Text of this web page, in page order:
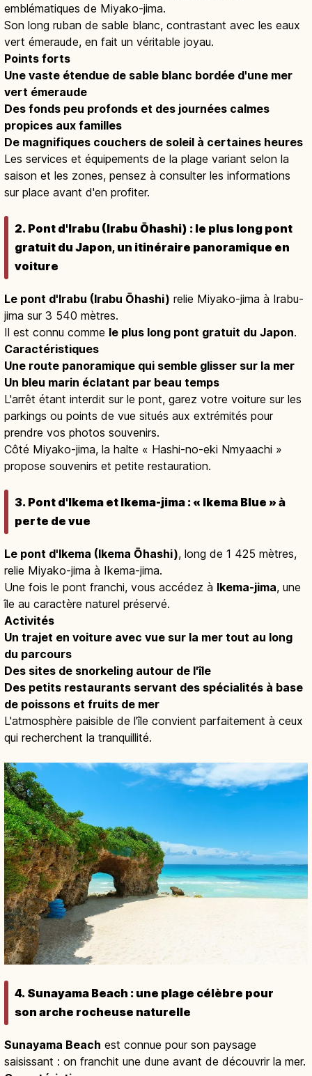
emblématiques de Miyako-jima.
Son long ruban de sable blanc, contrastant avec les eaux
vert émeraude, en fait un véritable joyau.
Points forts
Une vaste étendue de sable blanc bordée d'une mer
vert émeraude
Des fonds peu profonds et des journées calmes
propices aux familles
De magnifiques couchers de soleil à certaines heures
Les services et équipements de la plage variant selon la
saison et les zones, pensez à consulter les informations
sur place avant d'en profiter.
2. Pont d'Irabu (Irabu Ōhashi) : le plus long pont
gratuit du Japon, un itinéraire panoramique en
voiture
Le pont d'Irabu (Irabu Ōhashi) relie Miyako-jima à Irabu-
jima sur 3 540 mètres.
Il est connu comme le plus long pont gratuit du Japon.
Caractéristiques
Une route panoramique qui semble glisser sur la mer
Un bleu marin éclatant par beau temps
L'arrêt étant interdit sur le pont, garez votre voiture sur les
parkings ou points de vue situés aux extrémités pour
prendre vos photos souvenirs.
Côté Miyako-jima, la halte « Hashi-no-eki Nmyaachi »
propose souvenirs et petite restauration.
3. Pont d'Ikema et Ikema-jima : « Ikema Blue » à
perte de vue
Le pont d'Ikema (Ikema Ōhashi), long de 1 425 mètres,
relie Miyako-jima à Ikema-jima.
Une fois le pont franchi, vous accédez à Ikema-jima, une
île au caractère naturel préservé.
Activités
Un trajet en voiture avec vue sur la mer tout au long
du parcours
Des sites de snorkeling autour de l'île
Des petits restaurants servant des spécialités à base
de poissons et fruits de mer
L'atmosphère paisible de l'île convient parfaitement à ceux
qui recherchent la tranquillité.
4. Sunayama Beach : une plage célèbre pour
son arche rocheuse naturelle
Sunayama Beach est connue pour son paysage
saisissant : on franchit une dune avant de découvrir la mer.